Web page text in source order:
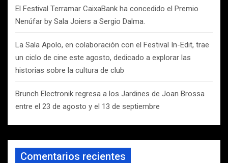
El Festival Terramar CaixaBank ha concedido el Premio
Nenúfar by Sala Joiers a Sergio Dalma.
La Sala Apolo, en colaboración con el Festival In-Edit, trae
un ciclo de cine este agosto, dedicado a explorar las
historias sobre la cultura de club
Brunch Electronik regresa a los Jardines de Joan Brossa
entre el 23 de agosto y el 13 de septiembre
Comentarios recientes